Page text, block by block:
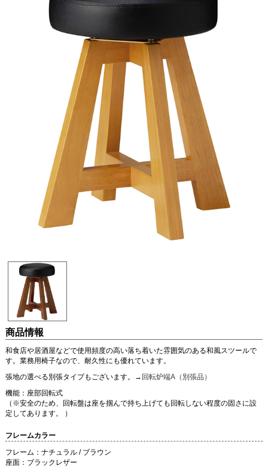
商品情報
和食店や居酒屋などで使用頻度の高い落ち着いた雰囲気のある和風スツールで
す。業務用椅子なので、耐久性にも優れています。
張地の選べる別張タイプもございます。→ 回転炉端A（別張品）
機能：座部回転式
（※安全のため、回転盤は座を掴んで持ち上げても回転しない程度の固さに設
定してあります。 ）
フレームカラー
フレーム：ナチュラル / ブラウン
座面：ブラックレザー